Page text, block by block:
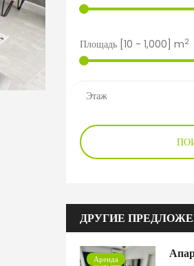
Площадь [ 10 - 1,000 ] m2
ДРУГИЕ
Аренда